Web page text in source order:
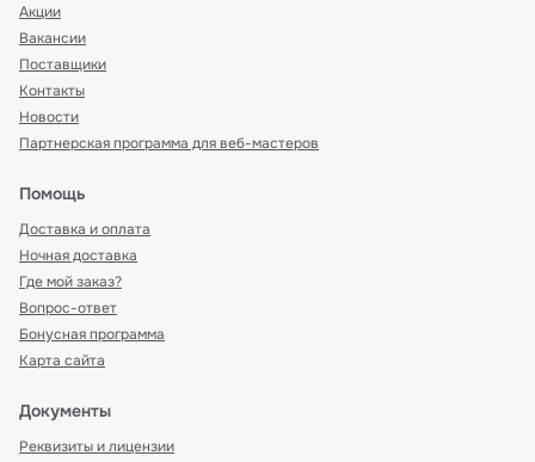
Акции
Вакансии
Поставщики
Контакты
Новости
Партнерская программа для веб-мастеров
Помощь
Доставка и оплата
Ночная доставка
Где мой заказ?
Вопрос-ответ
Бонусная программа
Карта сайта
Документы
Реквизиты и лицензии